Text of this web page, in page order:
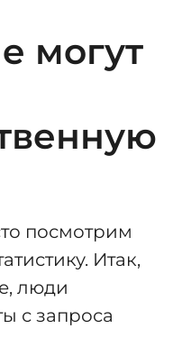
могут
посмотрим
Итак,
люди
с запроса